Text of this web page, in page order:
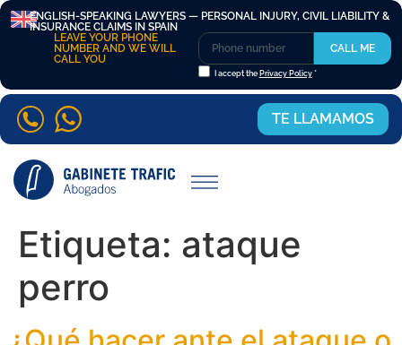
ENGLISH-SPEAKING LAWYERS — PERSONAL INJURY, CIVIL LIABILITY &
INSURANCE CLAIMS IN SPAIN
LEAVE YOUR PHONE
NUMBER AND WE WILL
CALL YOU
I accept the Privacy Policy*
CALL ME
TE LLAMAMOS
Etiqueta: ataque
perro